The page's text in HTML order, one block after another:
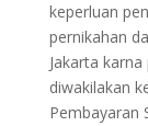
keperluan
pernikahan
Jakarta
diwakilakan
Pembayaran